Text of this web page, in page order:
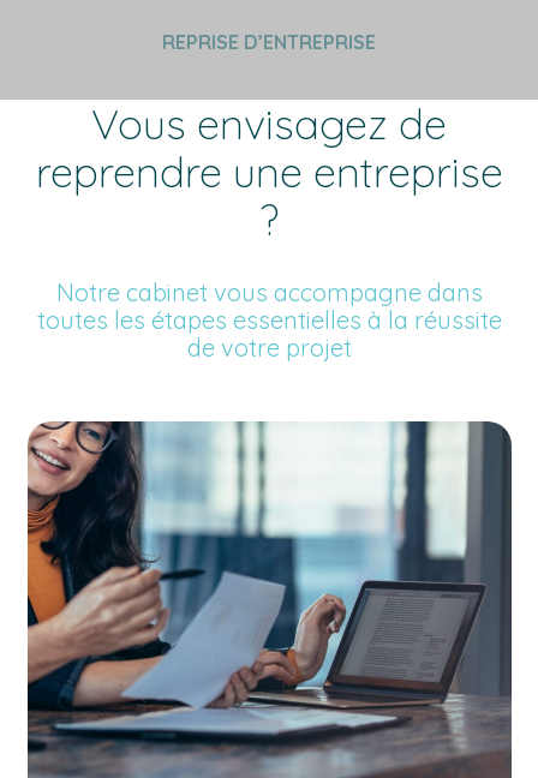
REPRISE D’ENTREPRISE
Vous envisagez de
reprendre une entreprise
?
Notre cabinet vous accompagne dans
toutes les étapes essentielles à la réussite
de votre projet